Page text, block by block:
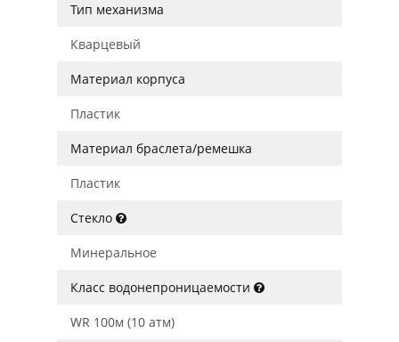
Тип механизма
Кварцевый
Материал корпуса
Пластик
Материал браслета/ремешка
Пластик
Стекло
Минеральное
Класс водонепроницаемости
WR 100м (10 атм)